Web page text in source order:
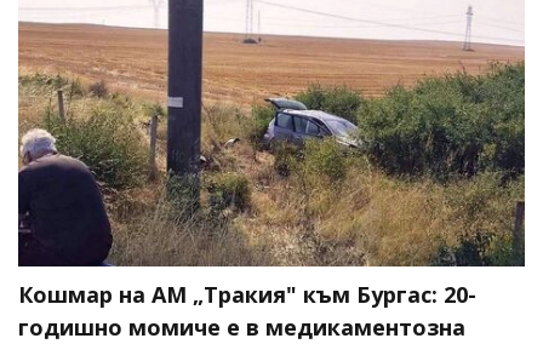
Кошмар на АМ „Тракия" към Бургас: 20-
годишно момиче е в медикаментозна